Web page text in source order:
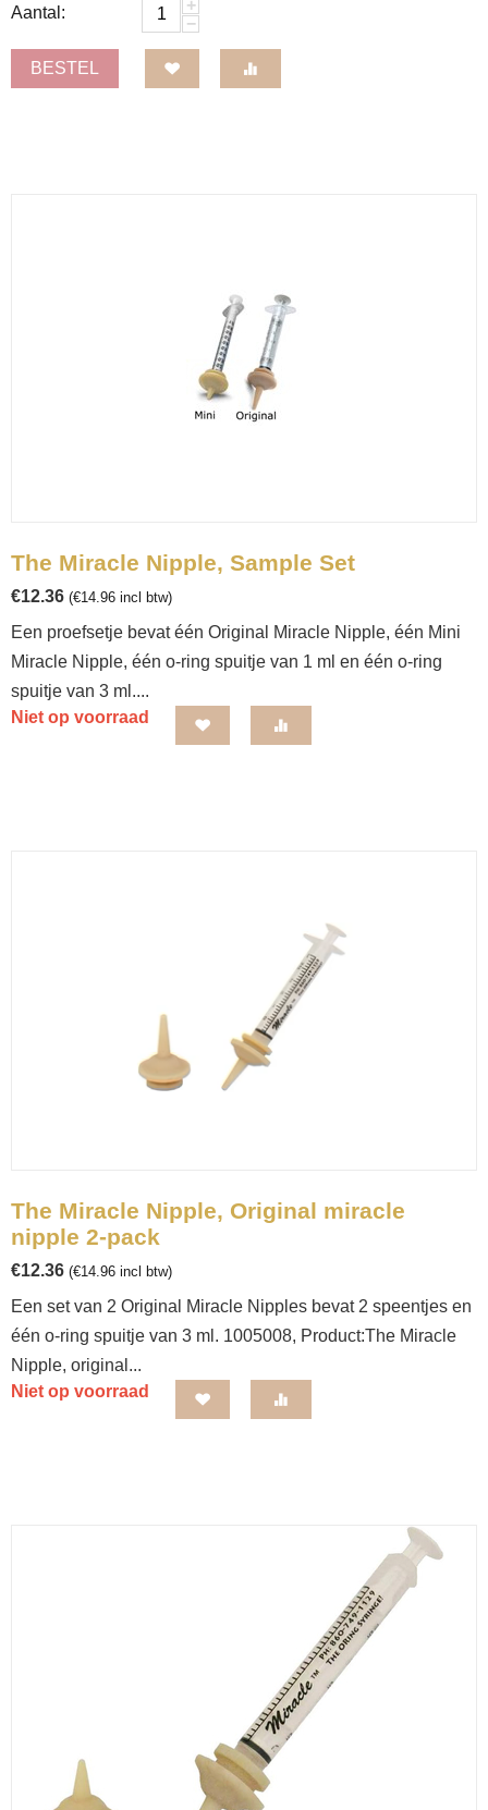
Aantal:
+
−
BESTEL
The Miracle Nipple, Sample Set
€12.36 (€14.96 incl btw)
Een proefsetje bevat één Original Miracle Nipple, één Mini
Miracle Nipple, één o-ring spuitje van 1 ml en één o-ring
spuitje van 3 ml....
Niet op voorraad
The Miracle Nipple, Original miracle
nipple 2-pack
€12.36 (€14.96 incl btw)
Een set van 2 Original Miracle Nipples bevat 2 speentjes en
één o-ring spuitje van 3 ml. 1005008, Product:The Miracle
Nipple, original...
Niet op voorraad